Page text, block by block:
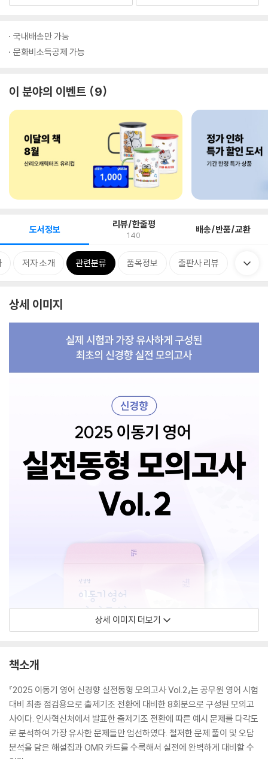
국내배송만 가능
문화비소득공제 가능
이 분야의 이벤트 9
도서정보 리뷰/한줄평
140 배송/반품/교환
저자 소개 관련분류 품목정보 출판사 리뷰
상세 이미지
상세 이미지 더보기
책소개
『2025 이동기 영어 신경향 실전동형 모의고사 Vol.2』는 공무원 영어 시험
대비 최종 점검용으로 출제기조 전환에 대비한 8회분으로 구성된 모의고
사이다. 인사혁신처에서 발표한 출제기조 전환에 따른 예시 문제를 다각도
로 분석하여 가장 유사한 문제들만 엄선하였다. 철저한 문제 풀이 및 오답
분석을 담은 해설집과 OMR 카드를 수록해서 실전에 완벽하게 대비할 수